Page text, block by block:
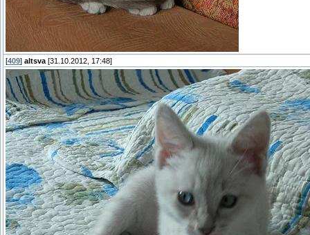
[409] altsva [31.10.2012, 17:48]